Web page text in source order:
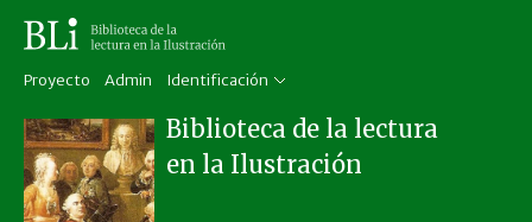
Proyecto Admin Identificación
Biblioteca de la lectura
en la Ilustración